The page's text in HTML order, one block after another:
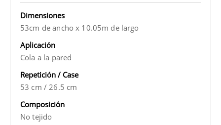
Dimensiones
53cm de ancho x 10.05m de largo
Aplicación
Cola a la pared
Repetición / Case
53 cm /26.5 cm
Composición
No tejido